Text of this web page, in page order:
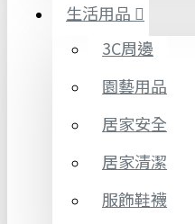
生活用品
3C周邊
園藝用品
居家安全
居家清潔
服飾鞋襪